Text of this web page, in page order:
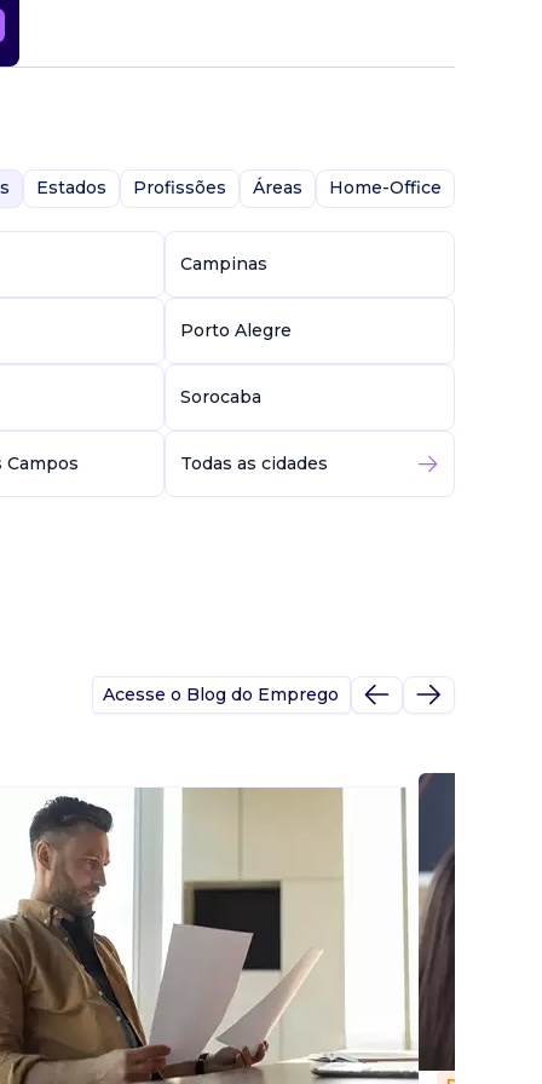
Estados Profissões Áreas Home-Office
Campinas
Porto Alegre
Sorocaba
Campos Todas as cidades
Acesse o Blog do Emprego